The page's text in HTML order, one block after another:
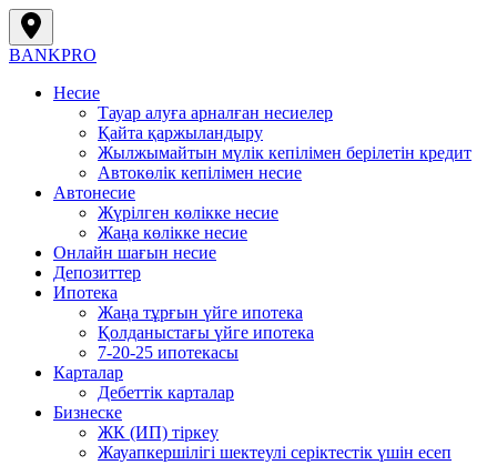
BANKPRO
Несие
Тауар алуға арналған несиелер
Қайта қаржыландыру
Жылжымайтын мүлік кепілімен берілетін кредит
Автокөлік кепілімен несие
Автонесие
Жүрілген көлікке несие
Жаңа көлікке несие
Онлайн шағын несие
Депозиттер
Ипотека
Жаңа тұрғын үйге ипотека
Қолданыстағы үйге ипотека
7-20-25 ипотекасы
Карталар
Дебеттік карталар
Бизнеске
ЖК (ИП) тіркеу
Жауапкершілігі шектеулі серіктестік үшін есеп